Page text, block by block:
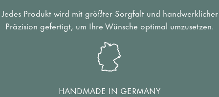
Jedes Produkt wird mit größter Sorgfalt und handwerklicher
Präzision gefertigt, um Ihre Wünsche optimal umzusetzen.
HANDMADE IN GERMANY